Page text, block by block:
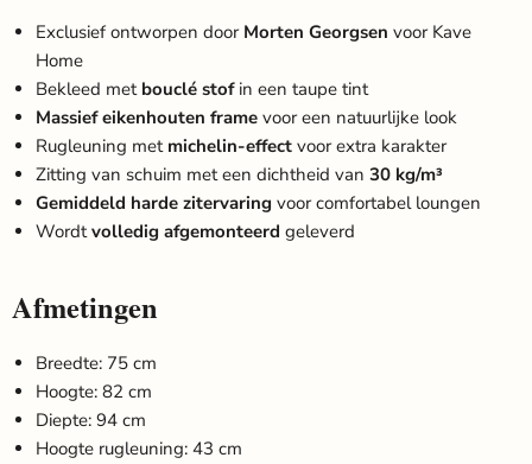
Exclusief ontworpen door Morten Georgsen voor Kave
Home
Bekleed met bouclé stofin een taupe tint
Massief eikenhouten frame voor een natuurlijke look
Rugleuning met michelin-effect voor extra karakter
Zitting van schuim met een dichtheid van 30 kg/m³
Gemiddeld harde zitervaring voor comfortabel loungen
Wordtvolledig afgemonteerd geleverd
Afmetingen
Breedte: 75 cm
Hoogte: 82 cm
Diepte: 94 cm
Hoogte rugleuning: 43 cm